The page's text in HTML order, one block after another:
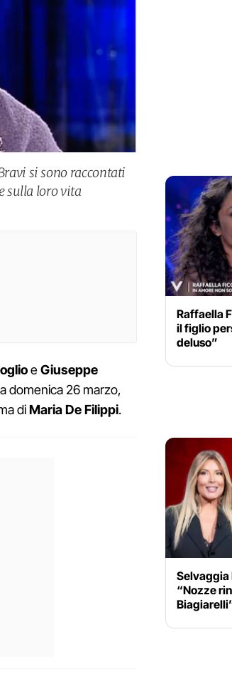
si sono raccontati
sulla loro vita
eGiuseppe
domenica 26 marzo,
diMaria De Filippi.
Raffaella
il figlio
deluso”
Selvaggia
“Nozze